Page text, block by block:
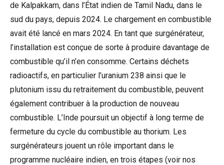
de Kalpakkam, dans l’État indien de Tamil Nadu, dans le
sud du pays, depuis 2024. Le chargement en combustible
avait été lancé en mars 2024. En tant que surgénérateur,
l’installation est conçue de sorte à produire davantage de
combustible qu’il n’en consomme. Certains déchets
radioactifs, en particulier l’uranium 238 ainsi que le
plutonium issu du retraitement du combustible, peuvent
également contribuer à la production de nouveau
combustible. L’Inde poursuit un objectif à long terme de
fermeture du cycle du combustible au thorium. Les
surgénérateurs jouent un rôle important dans le
programme nucléaire indien, en trois étapes (voir nos